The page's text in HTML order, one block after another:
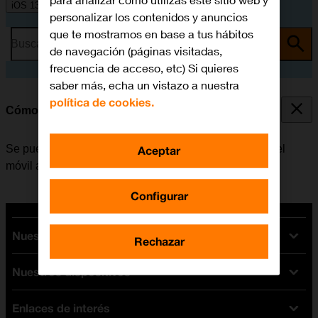
iOS 13.0
Busca por problema o tema
Cómo seleccionar el timbre de llamada
Se puede seleccionar el timbre de llamada que emite el
móvil al recibir una llamada.
Nuestras tarifas
Tarifas Orange
Tarifas fibra y móvil
Nuestros dispositivos
Ofertas en móviles
Enlaces de interés
personalizar los contenidos y anuncios
que te mostramos en base a tus hábitos
de navegación (páginas visitadas,
frecuencia de acceso, etc) Si quieres
saber más, echa un vistazo a nuestra
política de cookies.
Configurar
Rechazar
Aceptar